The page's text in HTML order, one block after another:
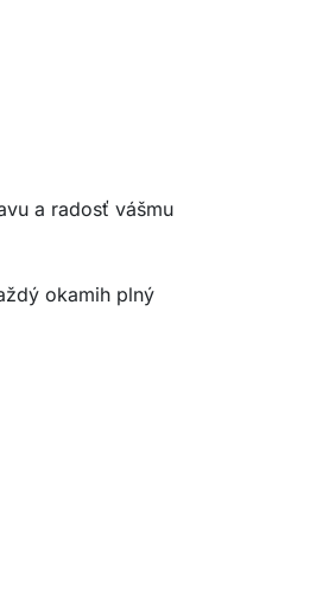
a radosť vášmu
okamih plný